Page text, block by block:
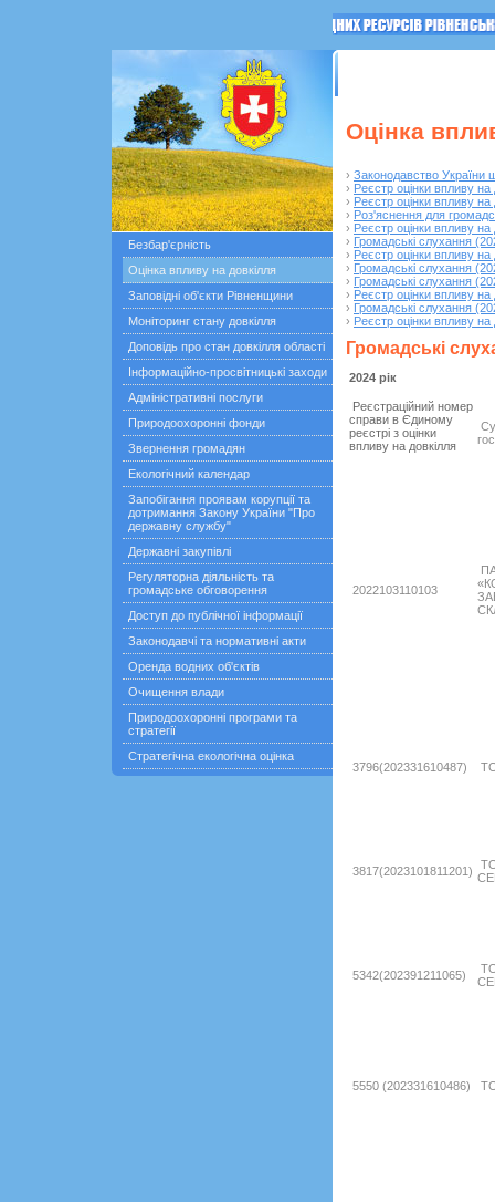
Безбар'єрність
Оцінка впливу на довкілля
Заповідні об'єкти Рівненщини
Моніторинг стану довкілля
Доповідь про стан довкілля області
Інформаційно-просвітницькі заходи
Адміністративні послуги
Природоохоронні фонди
Звернення громадян
Екологічний календар
Запобігання проявам корупції та
дотримання Закону України "Про
державну службу"
Державні закупівлі
Регуляторна діяльність та
громадське обговорення
Доступ до публічної інформації
Законодавчі та нормативні акти
Оренда водних об'єктів
Очищення влади
Природоохоронні програми та
стратегії
Стратегічна екологічна оцінка
Оцінка
› Законодавство України
› Реєстр оцінки впливу на
› Реєстр оцінки впливу на
› Роз'яснення для
› Реєстр оцінки впливу на
› Громадські слухання
› Реєстр оцінки впливу на
› Громадські слухання
› Громадські слухання
› Реєстр оцінки впливу на
› Громадські слухання
› Реєстр оцінки впливу на
Громадські
2024 рік
Реєстраційний номер
справи в Єдиному
реєстрі з оцінки
впливу на довкілля
2022103110103
3796(202331610487)
3817(2023101811201)
5342(202391211065)
5550 (202331610486)